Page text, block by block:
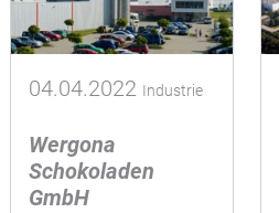
04.04.2022 Industrie
Wergona
Schokoladen
GmbH